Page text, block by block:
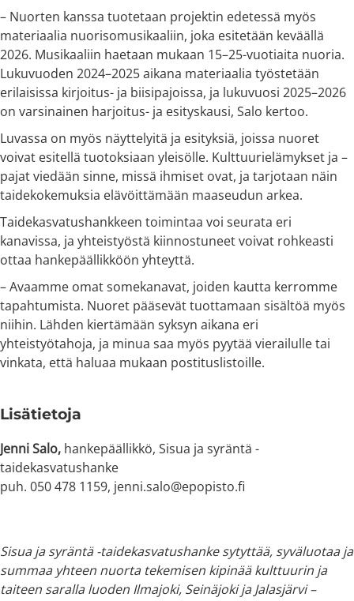
– Nuorten kanssa tuotetaan projektin edetessä myös
materiaalia nuorisomusikaaliin, joka esitetään keväällä
2026. Musikaaliin haetaan mukaan 15–25-vuotiaita nuoria.
Lukuvuoden 2024–2025 aikana materiaalia työstetään
erilaisissa kirjoitus- ja biisipajoissa, ja lukuvuosi 2025–2026
on varsinainen harjoitus- ja esityskausi, Salo kertoo.
Luvassa on myös näyttelyitä ja esityksiä, joissa nuoret
voivat esitellä tuotoksiaan yleisölle. Kulttuurielämykset ja –
pajat viedään sinne, missä ihmiset ovat, ja tarjotaan näin
taidekokemuksia elävöittämään maaseudun arkea.
Taidekasvatushankkeen toimintaa voi seurata eri
kanavissa, ja yhteistyöstä kiinnostuneet voivat rohkeasti
ottaa hankepäällikköön yhteyttä.
– Avaamme omat somekanavat, joiden kautta kerromme
tapahtumista. Nuoret pääsevät tuottamaan sisältöä myös
niihin. Lähden kiertämään syksyn aikana eri
yhteistyötahoja, ja minua saa myös pyytää vierailulle tai
vinkata, että haluaa mukaan postituslistoille.
Lisätietoja
Jenni Salo, hankepäällikkö, Sisua ja syräntä -
taidekasvatushanke
puh. 050 478 1159, jenni.salo@epopisto.fi
Sisua ja syräntä -taidekasvatushanke sytyttää, syväluotaa ja
summaa yhteen nuorta tekemisen kipinää kulttuurin ja
taiteen saralla luoden Ilmajoki, Seinäjoki ja Jalasjärvi –